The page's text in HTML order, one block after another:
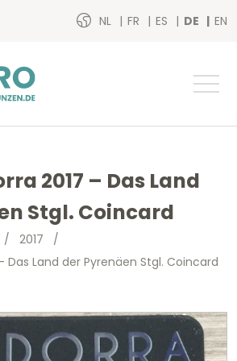
NL FR ES DE EN
2017 – Das Land
Stgl. Coincard
/ 2017 /
Das Land der Pyrenäen Stgl. Coincard